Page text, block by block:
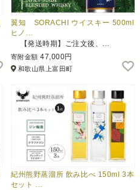
翼知 SORACHI ウイスキー 500ml
ヒノ…
【発送時期】ご注文後、…
寄附金額 47,000円
和歌山県上富田町
紀州熊野蒸溜所 飲み比べ 150ml 3本
セット …